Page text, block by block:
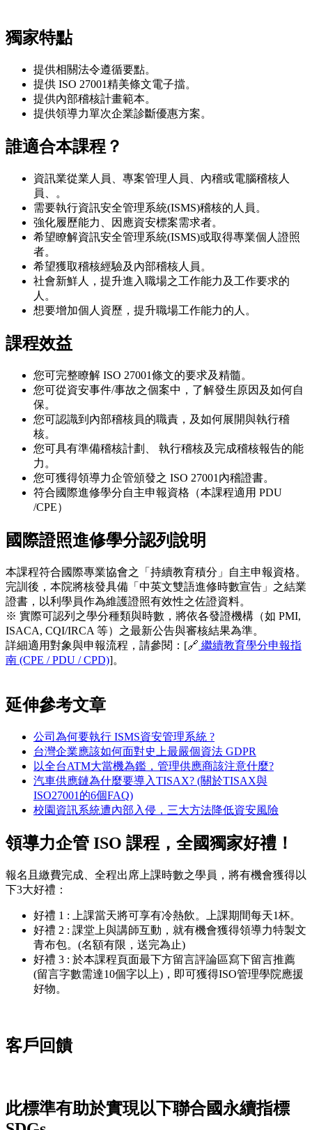
獨家特點
提供相關法令遵循要點。
提供 ISO 27001精美條文電子擋。
提供內部稽核計畫範本。
提供領導力單次企業診斷優惠方案。
誰適合本課程？
資訊業從業人員、專案管理人員、內稽或電腦稽核人
員、。
需要執行資訊安全管理系統(ISMS)稽核的人員。
強化履歷能力、因應資安標案需求者。
希望瞭解資訊安全管理系統(ISMS)或取得專業個人證照
者。
希望獲取稽核經驗及內部稽核人員。
社會新鮮人，提升進入職場之工作能力及工作要求的
人。
想要增加個人資歷，提升職場工作能力的人。
課程效益
您可完整瞭解 ISO 27001條文的要求及精髓。
您可從資安事件/事故之個案中，了解發生原因及如何自
保。
您可認識到內部稽核員的職責，及如何展開與執行稽
核。
您可具有準備稽核計劃、 執行稽核及完成稽核報告的能
力。
您可獲得領導力企管頒發之 ISO 27001內稽證書。
符合國際進修學分自主申報資格（本課程適用 PDU
/CPE）
國際證照進修學分認列說明
本課程符合國際專業協會之「持續教育積分」自主申報資格。
完訓後，本院將核發具備「中英文雙語進修時數宣告」之結業
證書，以利學員作為維護證照有效性之佐證資料。
※ 實際可認列之學分種類與時數，將依各發證機構（如 PMI,
ISACA, CQI/IRCA 等）之最新公告與審核結果為準。
詳細適用對象與申報流程，請參閱：[🔗 繼續教育學分申報指
南 (CPE / PDU / CPD)]。
延伸參考文章
公司為何要執行 ISMS資安管理系統 ?
台灣企業應該如何面對史上最嚴個資法 GDPR
以全台ATM大當機為鑑，管理供應商該注意什麼?
汽車供應鏈為什麼要導入TISAX? (關於TISAX與
ISO27001的6個FAQ)
校園資訊系統遭內部入侵，三大方法降低資安風險
領導力企管 ISO 課程，全國獨家好禮！
報名且繳費完成、全程出席上課時數之學員，將有機會獲得以
下3大好禮：
好禮 1 : 上課當天將可享有冷熱飲。上課期間每天1杯。
好禮 2 : 課堂上與講師互動，就有機會獲得領導力特製文
青布包。(名額有限，送完為止)
好禮 3 : 於本課程頁面最下方留言評論區寫下留言推薦
(留言字數需達10個字以上)，即可獲得ISO管理學院應援
好物。
客戶回饋
此標準有助於實現以下聯合國永續指標